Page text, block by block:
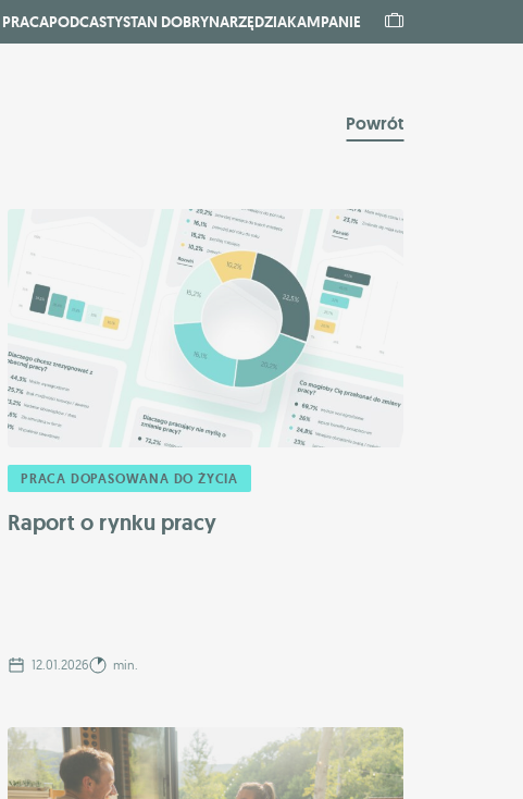
PRACAPODCASTYSTAN DOBRYNARZĘDZIAKAMPANIE
Powrót
PRACA DOPASOWANA DO ŻYCIA
Raport o rynku pracy
12.01.2026 min.